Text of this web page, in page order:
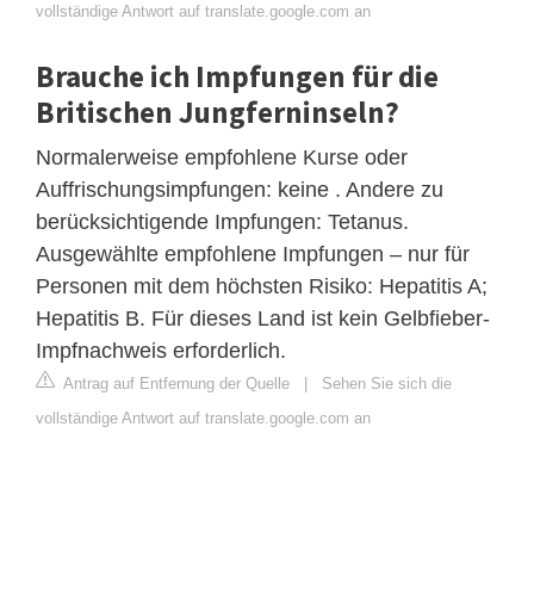
vollständige Antwort auf translate.google.com an
Brauche ich Impfungen für die
Britischen Jungferninseln?
Normalerweise empfohlene Kurse oder
Auffrischungsimpfungen: keine . Andere zu
berücksichtigende Impfungen: Tetanus.
Ausgewählte empfohlene Impfungen – nur für
Personen mit dem höchsten Risiko: Hepatitis A;
Hepatitis B. Für dieses Land ist kein Gelbfieber-
Impfnachweis erforderlich.
Antrag auf Entfernung der Quelle | Sehen Sie sich die
vollständige Antwort auf translate.google.com an